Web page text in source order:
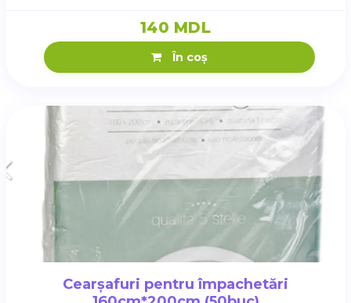
140 MDL
În coș
Cearșafuri pentru împachetări